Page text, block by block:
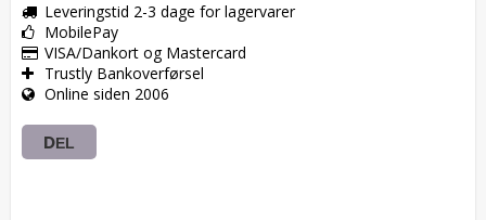
Leveringstid 2-3 dage for lagervarer
MobilePay
VISA/Dankort og Mastercard
Trustly Bankoverførsel
Online siden 2006
DEL